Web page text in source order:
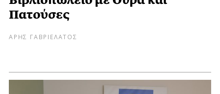
Πατούσες
ΑΡΗΣ ΓΑΒΡΙΕΛΑΤΟΣ